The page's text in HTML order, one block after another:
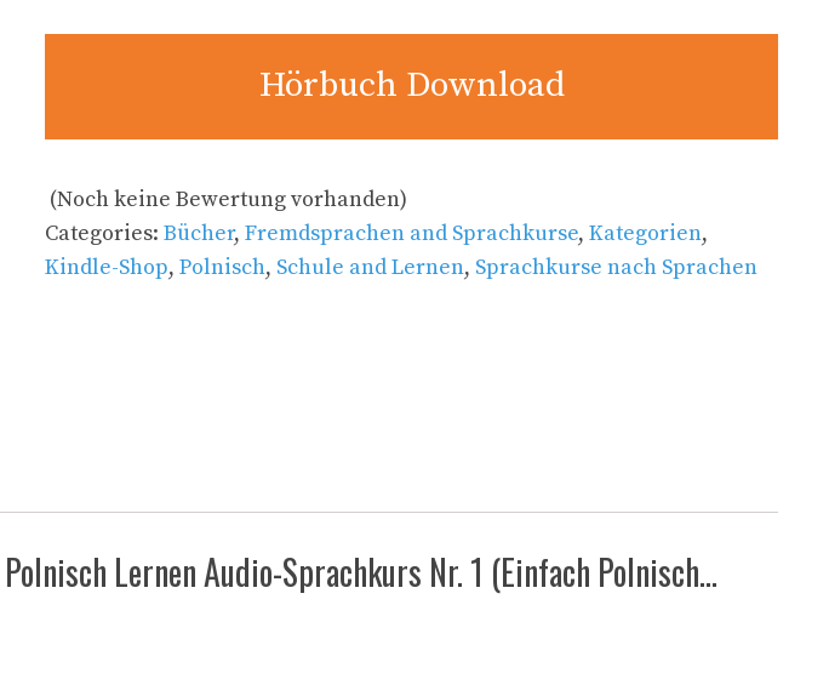
Hörbuch Download
(Noch keine Bewertung vorhanden)
Categories:Bücher,Fremdsprachen and Sprachkurse,Kategorien,
Kindle-Shop,Polnisch, Schule and Lernen, Sprachkurse nach Sprachen
Lernen Audio-Sprachkurs Nr. 1 (Einfach Polnisch…